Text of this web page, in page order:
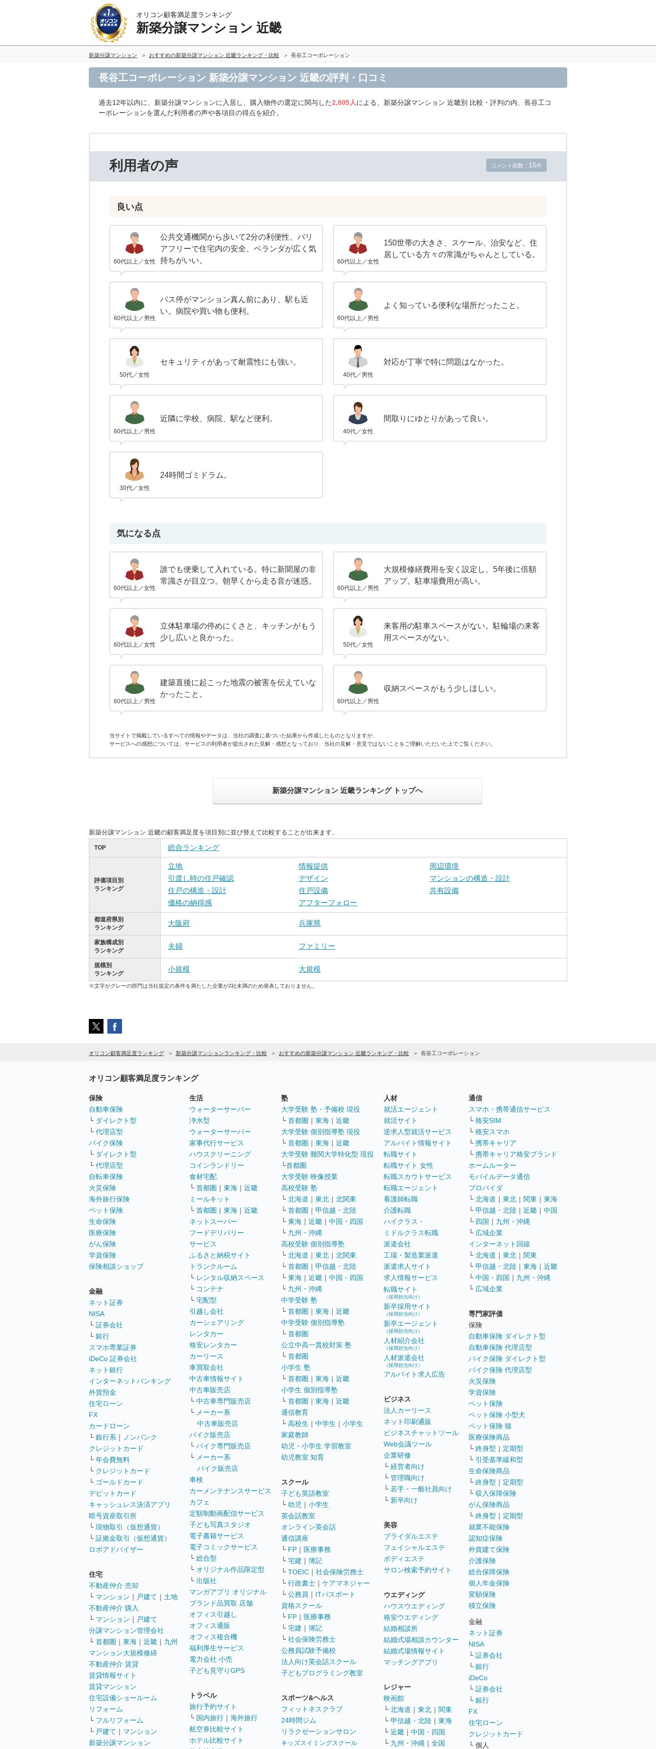
オリコン顧客満足度ランキング
新築分譲マンション 近畿
新築分譲マンション おすすめの新築分譲マンション 近畿ランキング・比較 長谷工コーポレーション
長谷工コーポレーション 新築分譲マンション 近畿の評判・口コミ
過去12年以内に、新築分譲マンションに入居し、購入物件の選定に関与した2,805人による、新築分譲マンション 近畿別 比較・評判の内、長谷工コ
ーポレーションを選んだ利用者の声や各項目の得点を紹介。
利用者の声 コメント総数： 15件
良い点
60代以上／女性
公共交通機関から歩いて2分の利便性、バリ
アフリーで住宅内の安全、ベランダが広く気
持ちがいい。
60代以上／女性
150世帯の大きさ、スケール、治安など、住
居している方々の常識がちゃんとしている。
60代以上／男性
バス停がマンション真ん前にあり、駅も近
い。病院や買い物も便利。
60代以上／男性
よく知っている便利な場所だったこと。
50代／女性
セキュリティがあって耐震性にも強い。
40代／男性
対応が丁寧で特に問題はなかった。
60代以上／男性
近隣に学校、病院、駅など便利。
40代／女性
間取りにゆとりがあって良い。
30代／女性
24時間ゴミドラム。
気になる点
60代以上／女性
誰でも便乗して入れている。特に新聞屋の非
常識さが目立つ。朝早くから走る音が迷惑。
60代以上／男性
大規模修繕費用を安く設定し、5年後に倍額
アップ。駐車場費用が高い。
60代以上／女性
立体駐車場の停めにくさと、キッチンがもう
少し広いと良かった。
50代／女性
来客用の駐車スペースがない。駐輪場の来客
用スペースがない。
60代以上／男性
建築直後に起こった地震の被害を伝えていな
かったこと。
60代以上／男性
収納スペースがもう少しほしい。
当サイトで掲載しているすべての情報やデータは、当社の調査に基づいた結果から作成したものとなりますが、
サービスへの感想については、サービスの利用者が提出された見解・感想となっており、当社の見解・意見ではないことをご理解いただいた上でご覧ください。
新築分譲マンション 近畿ランキング トップへ
新築分譲マンション 近畿の顧客満足度を項目別に並び替えて比較することが出来ます。
TOP 総合ランキング
評価項目別
ランキング
立地 情報提供
周辺環境
引渡し時の住戸確認
デザイン
マンションの構造・設計
住戸の構造・設計
住戸設備
共有設備
価格の納得感
アフターフォロー
都道府県別
ランキング
大阪府 兵庫県
家族構成別
ランキング
夫婦 ファミリー
規模別
ランキング
小規模 大規模
※文字がグレーの部門は当社規定の条件を満たした企業が2社未満のため発表しておりません。
オリコン顧客満足度ランキング 新築分譲マンションランキング・比較 おすすめの新築分譲マンション 近畿ランキング・比較 長谷工コーポレーション
オリコン顧客満足度ランキング
保険
自動車保険
└ ダイレクト型
└ 代理店型
バイク保険
└ ダイレクト型
└ 代理店型
自転車保険
火災保険
海外旅行保険
ペット保険
生命保険
医療保険
がん保険
学資保険
保険相談ショップ
金融
ネット証券
NISA
└ 証券会社
└ 銀行
スマホ専業証券
iDeCo 証券会社
ネット銀行
インターネットバンキング
外貨預金
住宅ローン
FX
カードローン
└ 銀行系 ｜
ノンバンク
クレジットカード
└ 年会費無料
└ クレジットカード
└ ゴールドカード
デビットカード
キャッシュレス決済アプリ
暗号資産取引所
└ 現物取引（仮想通貨）
└ 証拠金取引（仮想通貨）
ロボアドバイザー
住宅
不動産仲介 売却
└ マンション ｜ 戸建て ｜ 土地
不動産仲介 購入
└ マンション ｜ 戸建て
分譲マンション管理会社
└ 首都圏 ｜ 東海 ｜ 近畿 ｜ 九州
マンション大規模修繕
不動産仲介 賃貸
賃貸情報サイト
賃貸マンション
住宅設備ショールーム
リフォーム
└ フルリフォーム
└ 戸建て ｜ マンション
新築分譲マンション
生活
ウォーターサーバー
浄水型
ウォーターサーバー
家事代行サービス
ハウスクリーニング
コインランドリー
食材宅配
└ 首都圏 ｜ 東海 ｜ 近畿
ミールキット
└ 首都圏 ｜ 東海 ｜ 近畿
ネットスーパー
フードデリバリー
サービス
ふるさと納税サイト
トランクルーム
└ レンタル収納スペース
└ コンテナ
└ 宅配型
引越し会社
カーシェアリング
レンタカー
格安レンタカー
カーリース
車買取会社
中古車情報サイト
中古車販売店
└ 中古車専門販売店
└ メーカー系
中古車販売店
バイク販売店
└ バイク専門販売店
└ メーカー系
バイク販売店
車検
カーメンテナンスサービス
カフェ
定額制動画配信サービス
子ども写真スタジオ
電子書籍サービス
電子コミックサービス
└ 総合型
└ オリジナル作品限定型
└ 出版社
マンガアプリ オリジナル
ブランド品買取 店舗
オフィス引越し
オフィス通販
オフィス複合機
福利厚生サービス
電力会社 小売
子ども見守りGPS
トラベル
旅行予約サイト
└ 国内旅行 ｜ 海外旅行
航空券比較サイト
ホテル比較サイト
塾
大学受験 塾・予備校 現役
└ 首都圏 ｜ 東海 ｜ 近畿
大学受験 個別指導塾 現役
└ 首都圏 ｜ 東海 ｜ 近畿
大学受験 難関大学特化型 現役
└首都圏
大学受験 映像授業
高校受験 塾
└ 北海道 ｜ 東北 ｜ 北関東
└ 首都圏 ｜ 甲信越・北陸
└ 東海 ｜ 近畿 ｜ 中国・四国
└ 九州・沖縄
高校受験 個別指導塾
└ 北海道 ｜ 東北 ｜ 北関東
└ 首都圏 ｜ 甲信越・北陸
└ 東海 ｜ 近畿 ｜ 中国・四国
└ 九州・沖縄
中学受験 塾
└ 首都圏 ｜ 東海 ｜ 近畿
中学受験 個別指導塾
└ 首都圏
公立中高一貫校対策 塾
└ 首都圏
小学生 塾
└ 首都圏 ｜ 東海 ｜ 近畿
小学生 個別指導塾
└ 首都圏 ｜ 東海 ｜ 近畿
通信教育
└ 高校生 ｜ 中学生 ｜ 小学生
家庭教師
幼児・小学生 学習教室
幼児教室 知育
スクール
子ども英語教室
└ 幼児 ｜ 小学生
英会話教室
オンライン英会話
通信講座
└ FP ｜ 医療事務
└ 宅建 ｜ 簿記
└ TOEIC ｜ 社会保険労務士
└ 行政書士 ｜ ケアマネジャー
└ 公務員 ｜ ITパスポート
資格スクール
└ FP ｜ 医療事務
└ 宅建 ｜ 簿記
└ 社会保険労務士
公務員試験予備校
法人向け英会話スクール
子どもプログラミング教室
スポーツ&ヘルス
フィットネスクラブ
24時間ジム
リラクゼーションサロン
キッズスイミングスクール
人材
就活エージェント
就活サイト
逆求人型就活サービス
アルバイト情報サイト
転職サイト
転職サイト 女性
転職スカウトサービス
転職エージェント
看護師転職
介護転職
ハイクラス・
ミドルクラス転職
派遣会社
工場・製造業派遣
派遣求人サイト
求人情報サービス
転職サイト
（採用担当向け）
新卒採用サイト
（採用担当向け）
新卒エージェント
（採用担当向け）
人材紹介会社
（採用担当向け）
人材派遣会社
（採用担当向け）
アルバイト求人広告
ビジネス
法人カーリース
ネット印刷通販
ビジネスチャットツール
Web会議ツール
企業研修
└ 経営者向け
└ 管理職向け
└ 若手・一般社員向け
└ 新卒向け
美容
ブライダルエステ
フェイシャルエステ
ボディエステ
サロン検索予約サイト
ウエディング
ハウスウエディング
格安ウエディング
結婚相談所
結婚式場相談カウンター
結婚式場情報サイト
マッチングアプリ
レジャー
映画館
└ 北海道 ｜ 東北 ｜ 関東
└ 甲信越・北陸 ｜ 東海
└ 近畿 ｜ 中国・四国
└ 九州・沖縄 ｜ 全国
通信
スマホ・携帯通信サービス
└ 格安SIM
└ 格安スマホ
└ 携帯キャリア
└ 携帯キャリア格安ブランド
ホームルーター
モバイルデータ通信
プロバイダ
└ 北海道 ｜ 東北 ｜ 関東 ｜ 東海
└ 甲信越・北陸 ｜ 近畿 ｜ 中国
└ 四国 ｜ 九州・沖縄
└ 広域企業
インターネット回線
└ 北海道 ｜ 東北 ｜ 関東
└ 甲信越・北陸 ｜ 東海 ｜ 近畿
└ 中国・四国 ｜ 九州・沖縄
└ 広域企業
専門家評価
保険
自動車保険 ダイレクト型
自動車保険 代理店型
バイク保険 ダイレクト型
バイク保険 代理店型
火災保険
学資保険
ペット保険
ペット保険 小型犬
ペット保険 猫
医療保険商品
└ 終身型 ｜ 定期型
└ 引受基準緩和型
生命保険商品
└ 終身型 ｜ 定期型
└ 収入保障保険
がん保険商品
└ 終身型 ｜ 定期型
就業不能保険
認知症保険
外貨建て保険
介護保険
総合保障保険
個人年金保険
変額保険
積立保険
金融
ネット証券
NISA
└ 証券会社
└ 銀行
iDeCo
└ 証券会社
└ 銀行
FX
住宅ローン
クレジットカード
└ 個人